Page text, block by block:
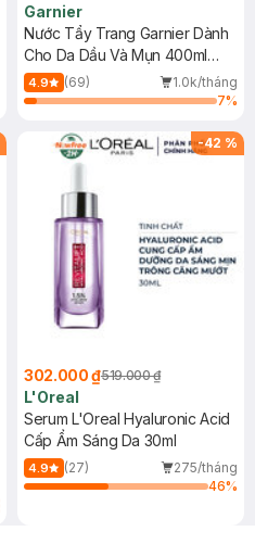
Garnier
Nước Tẩy Trang Garnier Dành
Cho Da Dầu Và Mụn 400ml
(Mới)
4.9 (69)
1.0k/tháng
7%
-42 %
302.000 ₫519.000 ₫
L'Oreal
Serum L'Oreal Hyaluronic Acid
Cấp Ẩm Sáng Da 30ml
4.9 (27)
275/tháng
46%